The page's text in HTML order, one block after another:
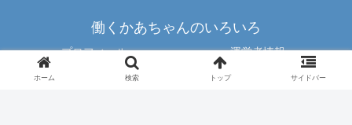
働くかあちゃんのいろいろ
プロフィール
運営者情報
プライバシーポリシー
お問い合わせ
ホーム 検索 トップ サイドバー